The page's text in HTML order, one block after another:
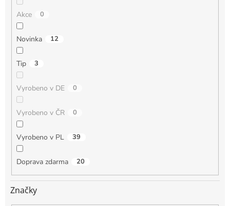
Akce 0
Novinka 12
Tip 3
Vyrobeno v DE 0
Vyrobeno v ČR 0
Vyrobeno v PL 39
Doprava zdarma 20
Značky